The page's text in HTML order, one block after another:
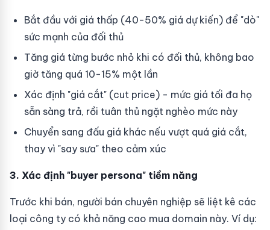
Bắt đầu với giá thấp (40-50% giá dự kiến) để "dò"
sức mạnh của đối thủ
Tăng giá từng bước nhỏ khi có đối thủ, không bao
giờ tăng quá 10-15% một lần
Xác định "giá cắt" (cut price) - mức giá tối đa họ
sẵn sàng trả, rồi tuân thủ ngặt nghèo mức này
Chuyển sang đấu giá khác nếu vượt quá giá cắt,
thay vì "say sưa" theo cảm xúc
3. Xác định "buyer persona" tiềm năng
Trước khi bán, người bán chuyên nghiệp sẽ liệt kê các
loại công ty có khả năng cao mua domain này. Ví dụ: